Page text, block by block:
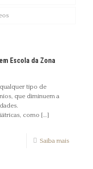
Escola da Zona
tipo de
que diminuem a
como […]
Saiba mais